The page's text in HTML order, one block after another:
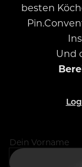
besten
Und
Dein Vorname